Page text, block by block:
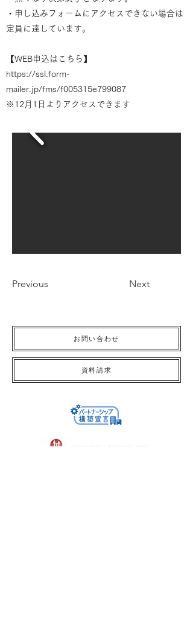
・申し込みフォームにアクセスできない場合は
定員に達しています。
【WEB申込はこちら】
https://ssl.form-
mailer.jp/fms/f005315e799087
※12月1日よりアクセスできます
Previous Next
お問い合わせ
資料請求